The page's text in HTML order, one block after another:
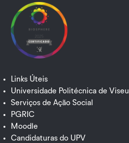
Links Úteis
Universidade Politécnica de Viseu
Serviços de Ação Social
PGRIC
Moodle
Candidaturas do UPV